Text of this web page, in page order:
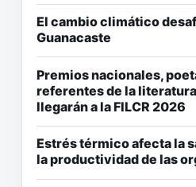
El cambio climático
Guanacaste
Premios nacionales,
referentes de la
llegarán a la FILCR 2026
Estrés térmico afecta la
la productividad de las